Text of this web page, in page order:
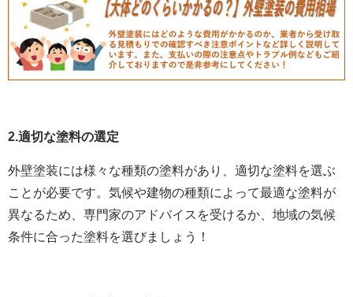
2.適切な塗料の選定
外壁塗装には様々な種類の塗料があり、適切な塗料を選ぶ
ことが必要です。気候や建物の種類によって最適な塗料が
異なるため、専門家のアドバイスを受けるか、地域の気候
条件に合った塗料を選びましょう！